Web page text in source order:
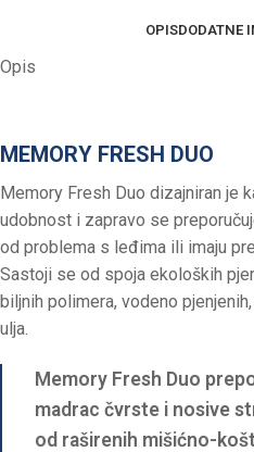
OPISDODATNE
Opis
MEMORY FRESH DUO
Memory Fresh Duo dizajniran je
udobnost i zapravo se
od problema s leđima ili imaju
Sastoji se od spoja ekoloških
biljnih polimera, vodeno
ulja.
Memory Fresh Duo
madrac čvrste i nosive
od raširenih mišićno-